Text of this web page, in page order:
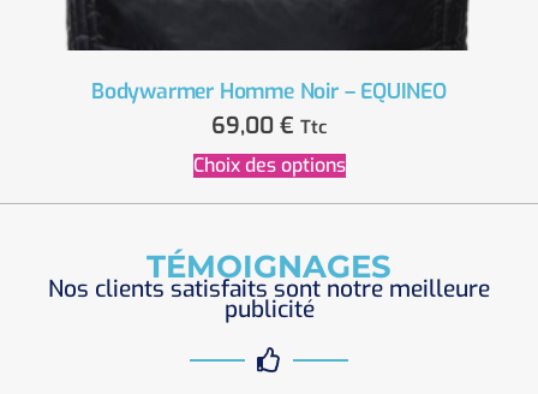
Bodywarmer Homme Noir – EQUINEO
69,00 € Ttc
Choix des options
TÉMOIGNAGES
Nos clients satisfaits sont notre meilleure
publicité